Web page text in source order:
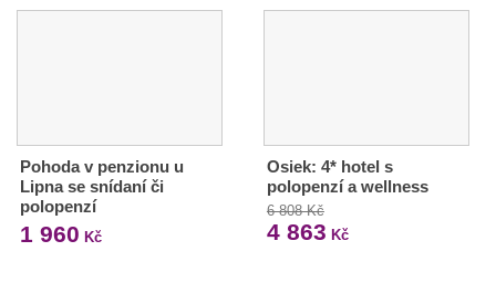
Pohoda v penzionu u
Lipna se snídaní či
polopenzí
1 960 Kč
Osiek: 4* hotel s
polopenzí a wellness
6 808 Kč
4 863 Kč